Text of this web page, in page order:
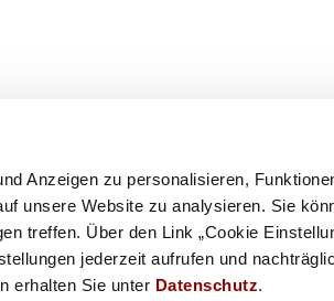
Anzeigen zu personalisieren,
unsere Website zu analysieren. Sie
treffen. Über den Link „Cookie
jederzeit aufrufen und
erhalten Sie unter Datenschutz.